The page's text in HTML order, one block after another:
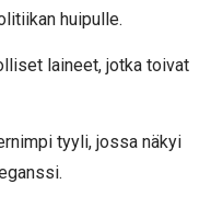
huipulle.
laineet, jotka toivat
tyyli, jossa näkyi